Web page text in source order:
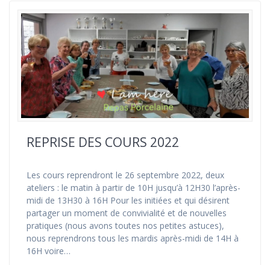
REPRISE DES COURS 2022
Les cours reprendront le 26 septembre 2022, deux
ateliers : le matin à partir de 10H jusqu’à 12H30 l’après-
midi de 13H30 à 16H Pour les initiées et qui désirent
partager un moment de convivialité et de nouvelles
pratiques (nous avons toutes nos petites astuces),
nous reprendrons tous les mardis après-midi de 14H à
16H voire…